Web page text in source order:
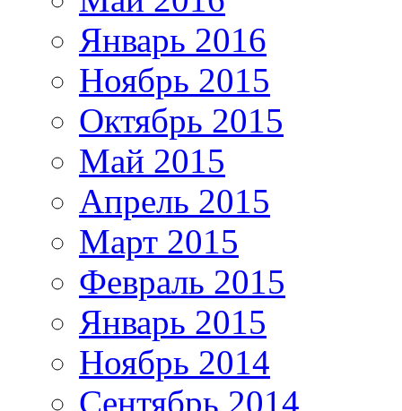
Январь 2016
Ноябрь 2015
Октябрь 2015
Май 2015
Апрель 2015
Март 2015
Февраль 2015
Январь 2015
Ноябрь 2014
Сентябрь 2014